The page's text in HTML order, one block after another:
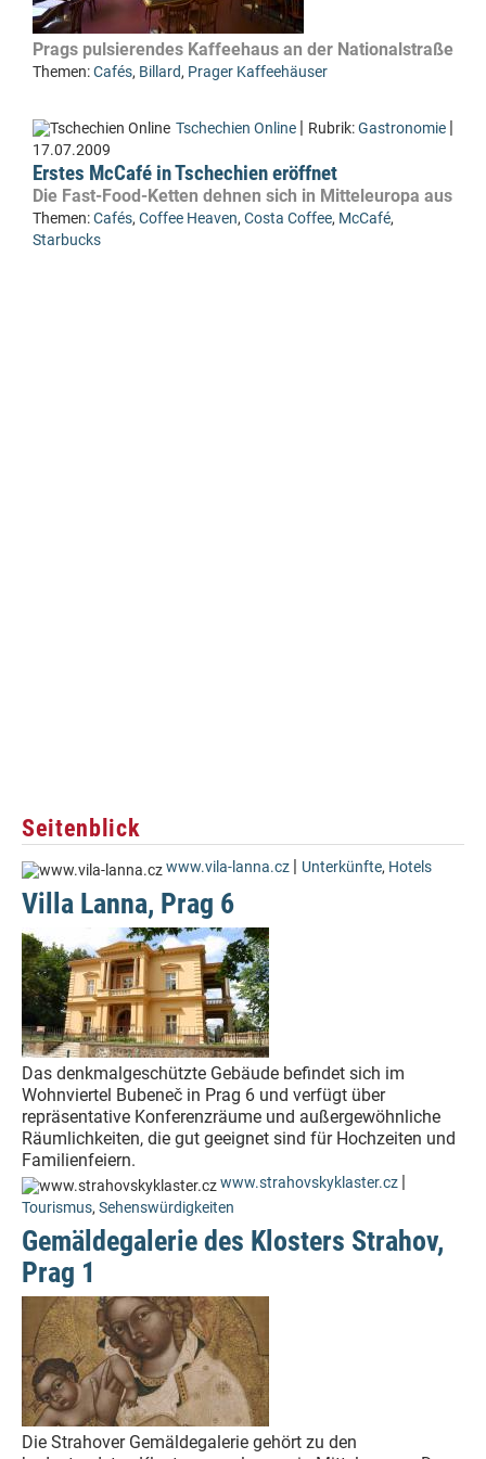
Prags pulsierendes Kaffeehaus an der Nationalstraße
Themen:Cafés, Billard, Prager Kaffeehäuser
Tschechien Online | Rubrik:Gastronomie |
17.07.2009
Erstes McCafé in Tschechien eröffnet
Die Fast-Food-Ketten dehnen sich in Mitteleuropa aus
Themen:Cafés, Coffee Heaven, Costa Coffee, McCafé,
Starbucks
Seitenblick
www.vila-lanna.cz | Unterkünfte, Hotels
Villa Lanna, Prag 6
Das denkmalgeschützte Gebäude befindet sich im
Wohnviertel Bubeneč in Prag 6 und verfügt über
repräsentative Konferenzräume und außergewöhnliche
Räumlichkeiten, die gut geeignet sind für Hochzeiten und
Familienfeiern.
www.strahovskyklaster.cz |
Tourismus, Sehenswürdigkeiten
Gemäldegalerie des Klosters Strahov,
Prag 1
Die Strahover Gemäldegalerie gehört zu den